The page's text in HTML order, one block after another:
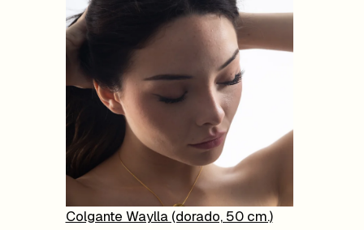
Colgante Waylla (dorado, 50 cm.)